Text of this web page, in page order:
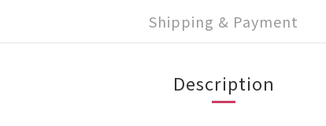
Shipping & Payment
Description